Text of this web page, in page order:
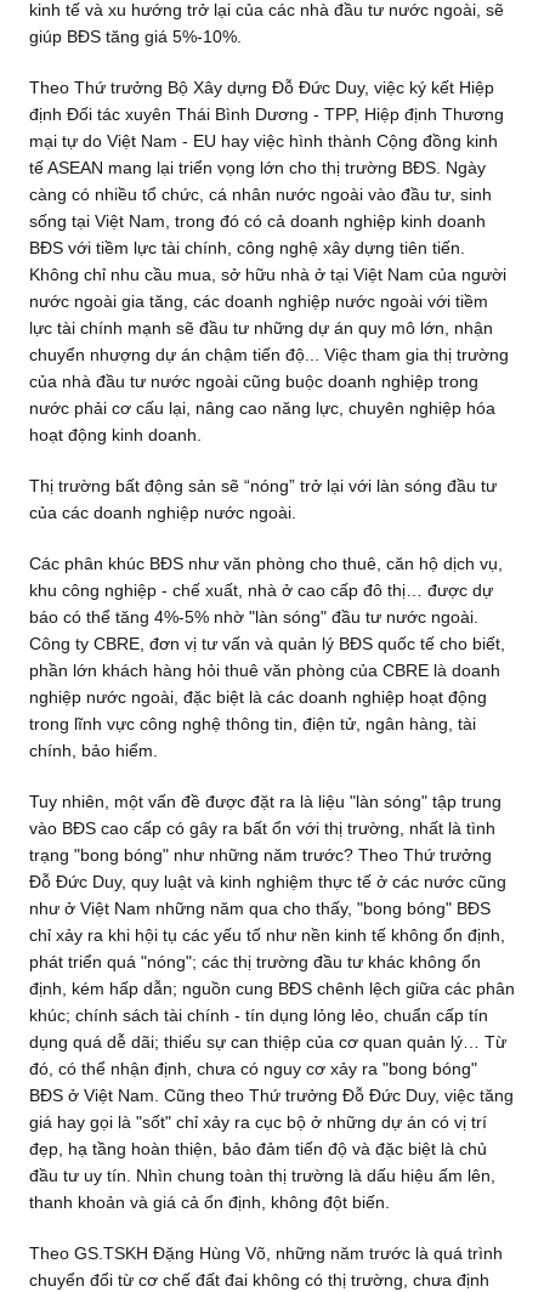
kinh tế và xu hướng trở lại của các nhà đầu tư nước ngoài, sẽ
giúp BĐS tăng giá 5%-10%.
Theo Thứ trưởng Bộ Xây dựng Đỗ Đức Duy, việc ký kết Hiệp
định Đối tác xuyên Thái Bình Dương - TPP, Hiệp định Thương
mại tự do Việt Nam - EU hay việc hình thành Cộng đồng kinh
tế ASEAN mang lại triển vọng lớn cho thị trường BĐS. Ngày
càng có nhiều tổ chức, cá nhân nước ngoài vào đầu tư, sinh
sống tại Việt Nam, trong đó có cả doanh nghiệp kinh doanh
BĐS với tiềm lực tài chính, công nghệ xây dựng tiên tiến.
Không chỉ nhu cầu mua, sở hữu nhà ở tại Việt Nam của người
nước ngoài gia tăng, các doanh nghiệp nước ngoài với tiềm
lực tài chính mạnh sẽ đầu tư những dự án quy mô lớn, nhận
chuyển nhượng dự án chậm tiến độ... Việc tham gia thị trường
của nhà đầu tư nước ngoài cũng buộc doanh nghiệp trong
nước phải cơ cấu lại, nâng cao năng lực, chuyên nghiệp hóa
hoạt động kinh doanh.
Thị trường bất động sản sẽ “nóng” trở lại với làn sóng đầu tư
của các doanh nghiệp nước ngoài.
Các phân khúc BĐS như văn phòng cho thuê, căn hộ dịch vụ,
khu công nghiệp - chế xuất, nhà ở cao cấp đô thị… được dự
báo có thể tăng 4%-5% nhờ "làn sóng" đầu tư nước ngoài.
Công ty CBRE, đơn vị tư vấn và quản lý BĐS quốc tế cho biết,
phần lớn khách hàng hỏi thuê văn phòng của CBRE là doanh
nghiệp nước ngoài, đặc biệt là các doanh nghiệp hoạt động
trong lĩnh vực công nghệ thông tin, điện tử, ngân hàng, tài
chính, bảo hiểm.
Tuy nhiên, một vấn đề được đặt ra là liệu "làn sóng" tập trung
vào BĐS cao cấp có gây ra bất ổn với thị trường, nhất là tình
trạng "bong bóng" như những năm trước? Theo Thứ trưởng
Đỗ Đức Duy, quy luật và kinh nghiệm thực tế ở các nước cũng
như ở Việt Nam những năm qua cho thấy, "bong bóng" BĐS
chỉ xảy ra khi hội tụ các yếu tố như nền kinh tế không ổn định,
phát triển quá "nóng"; các thị trường đầu tư khác không ổn
định, kém hấp dẫn; nguồn cung BĐS chênh lệch giữa các phân
khúc; chính sách tài chính - tín dụng lỏng lẻo, chuẩn cấp tín
dụng quá dễ dãi; thiếu sự can thiệp của cơ quan quản lý… Từ
đó, có thể nhận định, chưa có nguy cơ xảy ra "bong bóng"
BĐS ở Việt Nam. Cũng theo Thứ trưởng Đỗ Đức Duy, việc tăng
giá hay gọi là "sốt" chỉ xảy ra cục bộ ở những dự án có vị trí
đẹp, hạ tầng hoàn thiện, bảo đảm tiến độ và đặc biệt là chủ
đầu tư uy tín. Nhìn chung toàn thị trường là dấu hiệu ấm lên,
thanh khoản và giá cả ổn định, không đột biến.
Theo GS.TSKH Đặng Hùng Võ, những năm trước là quá trình
chuyển đổi từ cơ chế đất đai không có thị trường, chưa định